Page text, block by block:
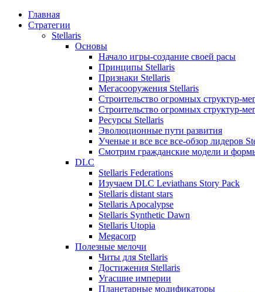
Главная
Стратегии
Stellaris
Основы
Начало игры-создание своей расы
Принципы Stellaris
Признаки Stellaris
Мегасооружения Stellaris
Строительство огромных структур-
Строительство огромных структур-
Ресурсы Stellaris
Эволюционные пути развития
Ученые и все все все-обзор лидеров
Смотрим гражданские модели и
DLC
Stellaris Federations
Изучаем DLC Leviathans Story Pack
Stellaris distant stars
Stellaris Apocalypse
Stellaris Synthetic Dawn
Stellaris Utopia
Megacorp
Полезные мелочи
Читы для Stellaris
Достижения Stellaris
Угасшие империи
Планетарные модификаторы